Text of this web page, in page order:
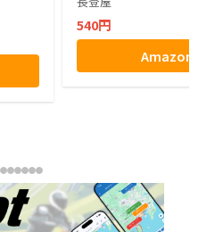
540円
Amazon